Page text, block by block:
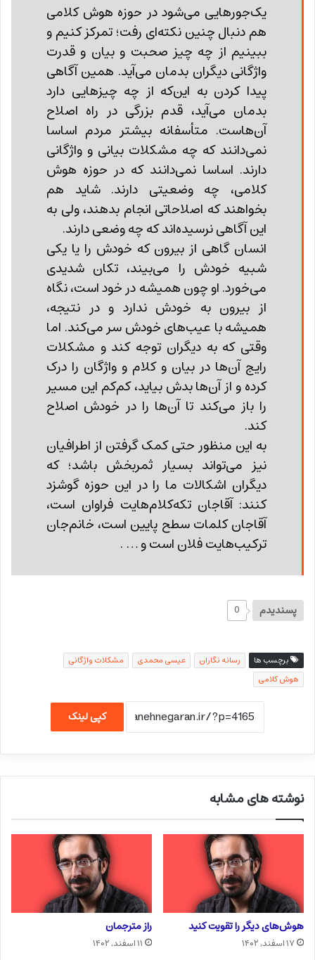
یک‌جورهایی می‌شود در حوزه هوش کلامی
هم دنبال چنین نکته‌ای رفت؛ تمرکز کنیم و
ببینیم از چه چیز صحبت و بیان و قدرت
واژگانی دیگران بدمان می‌آید. همین آگاهی
پیدا کردن به این‌که از چه چیزهایی دارد
بدمان می‌آید، قدم بزرگی در راه اصلاح
آن‌هاست. متأسفانه بیشتر مردم اساسا
نمی‌دانند که چه مشکلات بیانی و واژگانی
دارند. اساسا نمی‌دانند که در حوزه هوش
کلامی، چه وضعیتی دارند. شاید هم
بخواهند که اصلاحاتی انجام بدهند، ولی به
این آگاهی نرسیده‌اند که چه وضعی دارند.
انسان گاهی از بیرون که خودش را یا یکی
شبیه خودش را می‌بیند، تکان شدیدی
می‌خورد. او چون همیشه در خود است، نگاه
از بیرون به خودش ندارد و در نتیجه،
همیشه با عیب‌های خودش سر می‌کند. اما
وقتی که به دیگران توجه کند و مشکلات
رایج آن‌ها در بیان و کلام و واژگان را درک
کرده و از آن‌ها بدش بیاید، کم‌کم این مسیر
را باز می‌کند تا آن‌ها را در خودش اصلاح
کند.
به این منظور حتی کمک گرفتن از اطرافیان
نیز می‌تواند بسیار ثمربخش باشد؛ که
دیگران اشکالات ما را در این حوزه گوشزد
کنند: آقاجان تکه‌کلام‌هایت فراوان است،
آقاجان کلمات سطح پایین است، خانم‌جان
ترکیب‌هایت فلان است و … .
پسندیدم 0
برچسب ها رسانه نگاران عیسی محمدی
مشكلات واژگانی
هوش کلامی
کپی لینک
نوشته های مشابه
هوش‌های دیگر را تقویت کنید
۱۷ اسفند, ۱۴۰۲
راز مترجمان
۱۱ اسفند, ۱۴۰۲